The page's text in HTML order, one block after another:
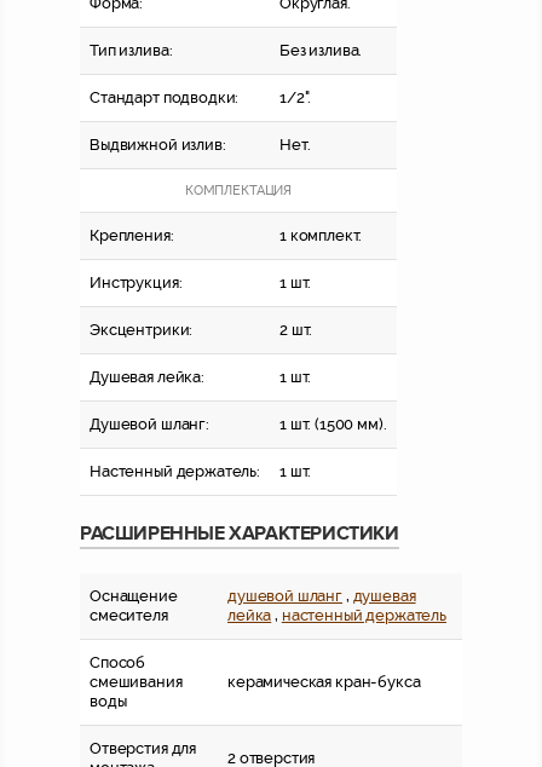
Тип излива: Без излива.
Стандарт подводки: 1/2".
Выдвижной излив: Нет.
КОМПЛЕКТАЦИЯ
Крепления: 1 комплект.
Инструкция: 1 шт.
Эксцентрики: 2 шт.
Душевая лейка: 1 шт.
Душевой шланг: 1 шт. (1500 мм).
Настенный держатель: 1 шт.
РАСШИРЕННЫЕ ХАРАКТЕРИСТИКИ
Оснащение
смесителя
душевой шланг , душевая
лейка , настенный держатель
Способ
смешивания
воды
керамическая кран-букса
Отверстия для
2 отверстия